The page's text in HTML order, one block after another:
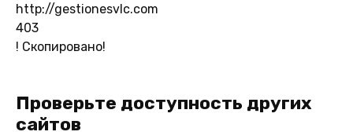
http://gestionesvlc.com
403
! Скопировано!
Проверьте доступность других
сайтов